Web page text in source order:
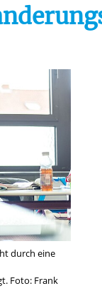
durch eine
Foto: Frank